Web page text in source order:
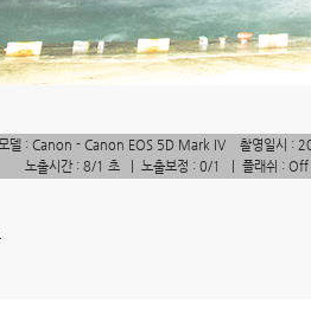
모델 : Canon - Canon EOS 5D Mark IV 촬영일
노출시간 : 8/1 초 | 노출보정 : 0/1 | 플래쉬 :